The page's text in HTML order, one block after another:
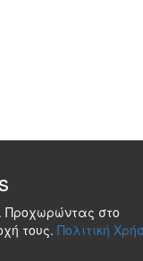
Προχωρώντας στο
τους. Πολιτική